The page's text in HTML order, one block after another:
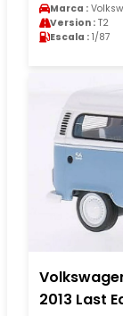
Marca :
Version : T2
Escala : 1/87
2013 Last